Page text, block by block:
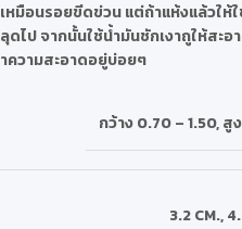
มือนรอยขีดข่วน แต่ถ้าแห้งแล้วให้
ไป จากนั้นใช้น้ำมันชักเงาถูให้สะอ
ความสะอาดอยู่บ่อยๆ
กว้าง 0.70 – 1.50,สู
3.2 CM.,